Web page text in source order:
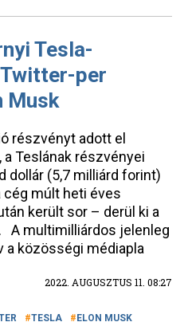
Tesla-
per
Musk
részvényt adott el
Teslának részvényei
dollár (5,7 milliárd forint)
cég múlt heti éves
került sor – derül ki a
A multimilliárdos jelenleg
a közösségi médiapla
2022. AUGUSZTUS 11. 08:27
TESLA ELON MUSK